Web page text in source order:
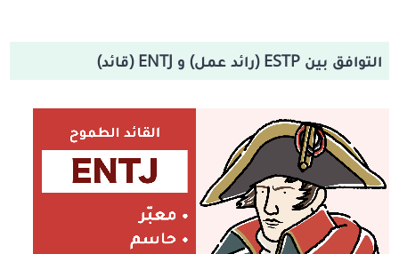
التوافق بين ESTP (رائد عمل) و ENTJ (قائد)